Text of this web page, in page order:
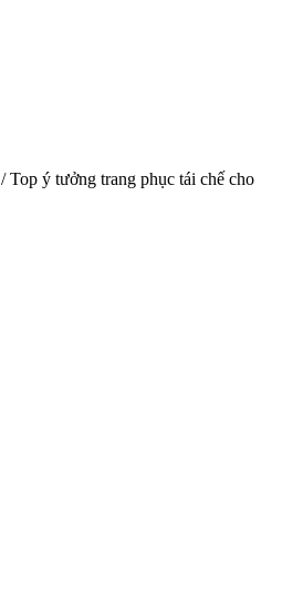
/ Top ý tưởng trang phục tái chế cho